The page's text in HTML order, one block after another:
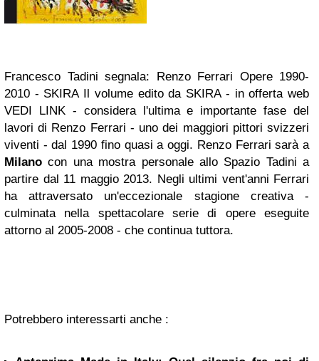
Francesco Tadini segnala: Renzo Ferrari Opere 1990-
2010 - SKIRA Il volume edito da SKIRA - in offerta web
VEDI LINK - considera l'ultima e importante fase del
lavori di Renzo Ferrari - uno dei maggiori pittori svizzeri
viventi - dal 1990 fino quasi a oggi. Renzo Ferrari sarà a
Milano con una mostra personale allo Spazio Tadini a
partire dal 11 maggio 2013. Negli ultimi vent'anni Ferrari
ha attraversato un'eccezionale stagione creativa -
culminata nella spettacolare serie di opere eseguite
attorno al 2005-2008 - che continua tuttora.
Potrebbero interessarti anche :